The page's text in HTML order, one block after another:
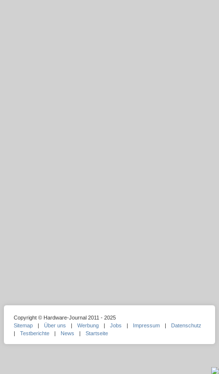
Copyright © Hardware-Journal 2011 - 2025
Sitemap
| Über uns | Werbung | Jobs | Impressum |
Datenschutz
|
Testberichte | News | Startseite